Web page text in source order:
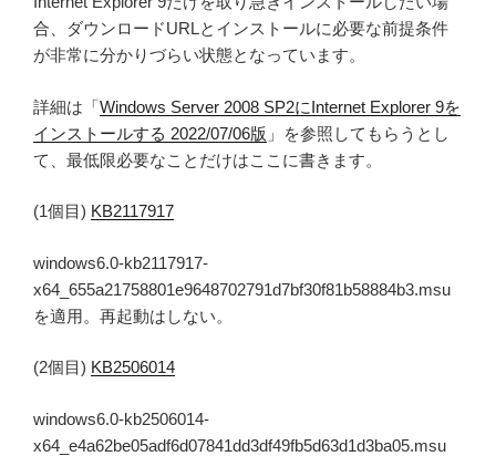
合、ダウンロードURLとインストールに必要な前提条件
が非常に分かりづらい状態となっています。
詳細は「Windows Server 2008 SP2にInternet Explorer 9を
インストールする 2022/07/06版 」を参照してもらうとし
て、最低限必要なことだけはここに書きます。
(1個目) KB2117917
windows6.0-kb2117917-
x64_655a21758801e9648702791d7bf30f81b58884b3.msu
を適用。再起動はしない。
(2個目) KB2506014
windows6.0-kb2506014-
x64_e4a62be05adf6d07841dd3df49fb5d63d1d3ba05.msu